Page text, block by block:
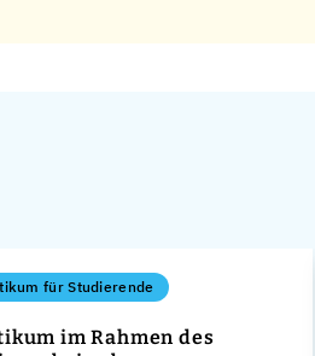
für Studierende
im Rahmen des